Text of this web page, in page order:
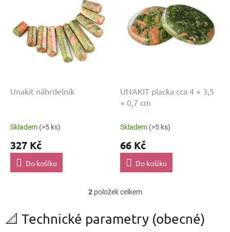
Unakit náhrdelník
Skladem (>5 ks)
327 Kč
Do košíku
UNAKIT placka cca 4 × 3,5
× 0,7 cm
Skladem (>5 ks)
66 Kč
Do košíku
O
l
á
2položek celkem
📐 Technické parametry (obecné)